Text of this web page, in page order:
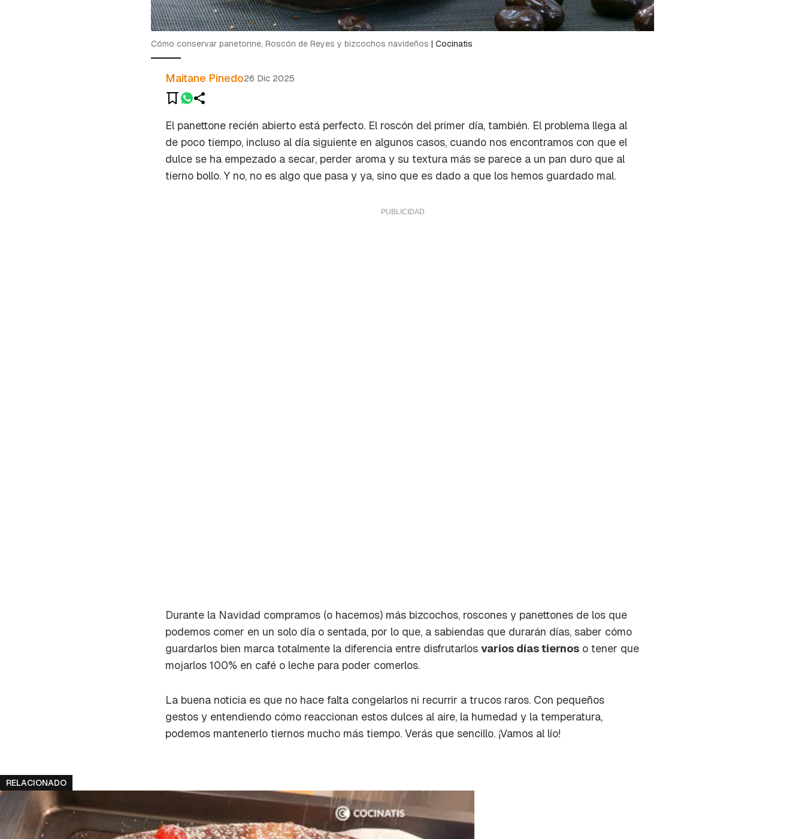
Cómo conservar panetonne, Roscón de Reyes y bizcochos navideños | Cocinatis
Maitane Pinedo26 Dic 2025
Guardar como favorito
Para poder guardar como favorito, primero has de iniciar sesión con tu
INICIAR SESIÓN CANCELAR
El panettone recién abierto está perfecto. El roscón del primer día, también. El problema llega al
de poco tiempo, incluso al día siguiente en algunos casos, cuando nos encontramos con que el
dulce se ha empezado a secar, perder aroma y su textura más se parece a un pan duro que al
tierno bollo. Y no, no es algo que pasa y ya, sino que es dado a que los hemos guardado mal.
Durante la Navidad compramos (o hacemos) más bizcochos, roscones y panettones de los que
podemos comer en un solo día o sentada, por lo que, a sabiendas que durarán días, saber cómo
guardarlos bien marca totalmente la diferencia entre disfrutarlos varios días tiernos o tener que
mojarlos 100% en café o leche para poder comerlos.
La buena noticia es que no hace falta congelarlos ni recurrir a trucos raros. Con pequeños
gestos y entendiendo cómo reaccionan estos dulces al aire, la humedad y la temperatura,
podemos mantenerlo tiernos mucho más tiempo. Verás que sencillo. ¡Vamos al lío!
RELACIONADO
Contenido enviado